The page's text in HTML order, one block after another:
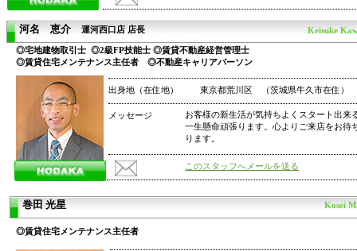
河名 恵介 運河西口店 店長 Keisuke
◎宅地建物取引士 ◎2級FP技能士 ◎賃貸不動産経営管理士
◎賃貸住宅メンテナンス主任者 ◎不動産キャリアパーソン
出身地（在住地） 東京都荒川区 （茨城県牛久市在住）
お客様の新生活が気持ちよくスタート出来
一生懸命頑張ります。心よりご来店をお待
ります。
メッセージ
このスタッフへメールを送る
巻田 光星 Kosei
◎賃貸住宅メンテナンス主任者